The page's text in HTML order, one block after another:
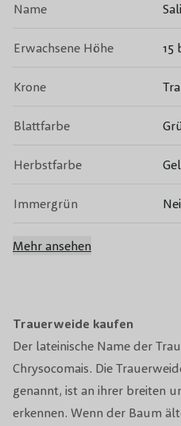
Trauerweide kaufen
Der lateinische Name der
Chrysocomais. Die
genannt, ist an ihrer breiten
erkennen. Wenn der Baum
Name
Erwachsene Höhe 15
Krone
Blattfarbe
Herbstfarbe
Immergrün
Blütenfarbe
Toxizität
Beschneidungsperiode
Bodenart
Mehr ansehen